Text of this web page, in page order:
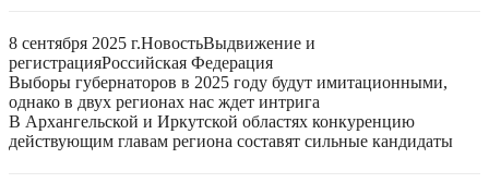
8 сентября 2025 г.НовостьВыдвижение и
регистрацияРоссийская Федерация
Выборы губернаторов в 2025 году будут имитационными,
однако в двух регионах нас ждет интрига
В Архангельской и Иркутской областях конкуренцию
действующим главам региона составят сильные кандидаты